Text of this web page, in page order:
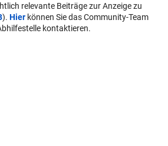
relevante Beiträge zur Anzeige zu
). Hier können Sie das Community-Team
kontaktieren.